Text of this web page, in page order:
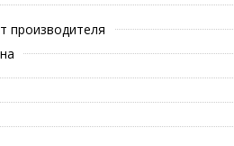
производителя